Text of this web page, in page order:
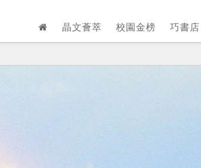
晶文薈萃 校園金榜 巧書店